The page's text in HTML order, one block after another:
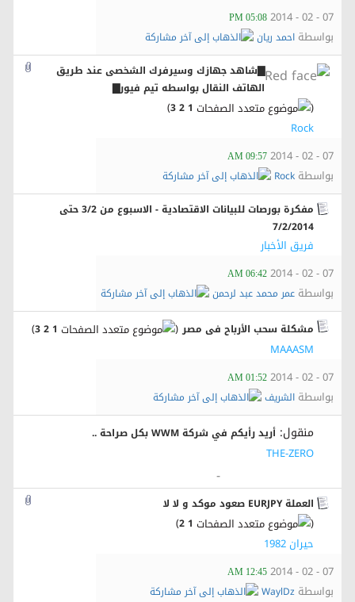
07 - 02 - 2014
05:08 PM
بواسطة احمد ريان
▇شاهد جهازك وسيرفرك الشخصى عند طريق
الهاتف النقال بواسطه تيم فيور▇
(
1
2
3
)
Rock
07 - 02 - 2014
09:57 AM
بواسطة Rock
مفكرة بورصات للبيانات الاقتصادية - الاسبوع من 3/2 حتى
7/2/2014
فريق الأخبار
07 - 02 - 2014
06:42 AM
بواسطة عمر محمد عبد لرحمن
مشكلة سحب الأرباح فى مصر‏
(
1
2
3
)
MAAASM
07 - 02 - 2014
01:52 AM
بواسطة الشريف
منقول: أريد رأيكم في شركة WWM بكل صراحة ..
THE-ZERO
-
العملة EURJPY صعود موكد و لا لا
(
1
2
)
حيران 1982
07 - 02 - 2014
12:45 AM
بواسطة WaylDz